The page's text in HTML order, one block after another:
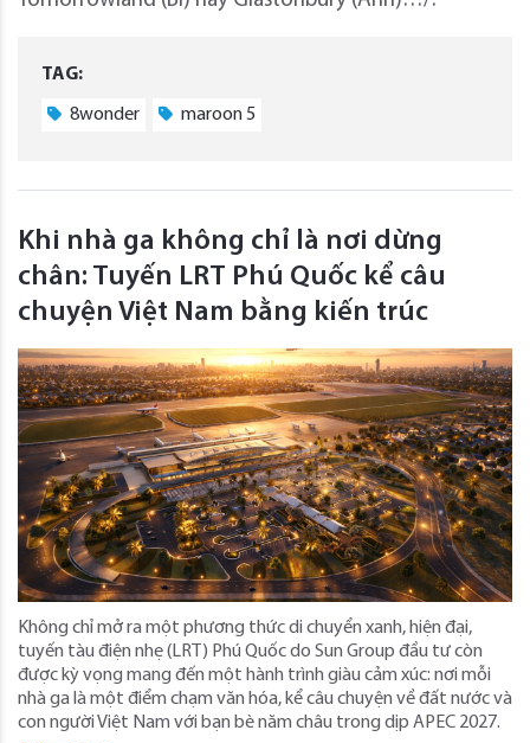
TAG:
8wonder maroon 5
Khi nhà ga không chỉ là nơi dừng
chân: Tuyến LRT Phú Quốc kể câu
chuyện Việt Nam bằng kiến trúc
Không chỉ mở ra một phương thức di chuyển xanh, hiện đại,
tuyến tàu điện nhẹ (LRT) Phú Quốc do Sun Group đầu tư còn
được kỳ vọng mang đến một hành trình giàu cảm xúc: nơi mỗi
nhà ga là một điểm chạm văn hóa, kể câu chuyện về đất nước và
con người Việt Nam với bạn bè năm châu trong dịp APEC 2027.